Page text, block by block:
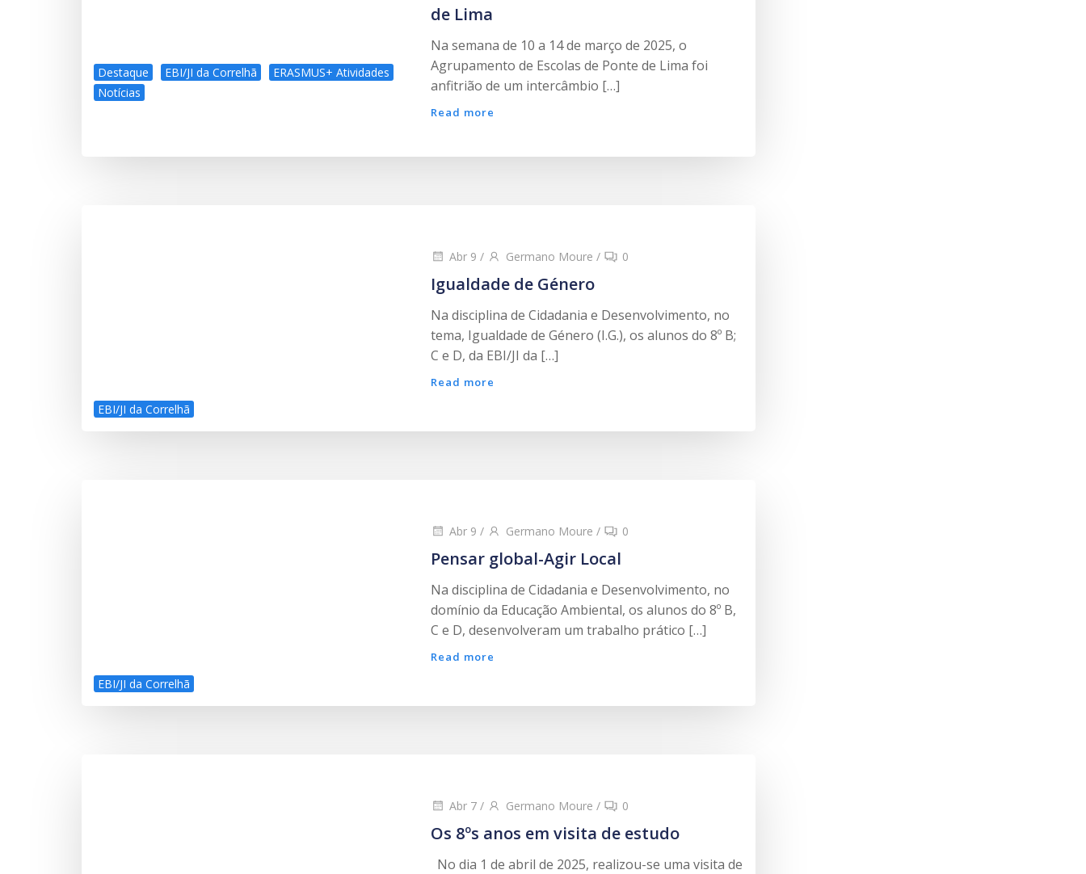
Destaque EBI/JI da Correlhã
ERASMUS+ Atividades
Notícias
de Lima
Na semana de 10 a 14 de março de 2025, o
Agrupamento de Escolas de Ponte de Lima foi
anfitrião de um intercâmbio […]
Read more
EBI/JI da Correlhã
Abr 9 / Germano Moure / 0
Igualdade de Género
Na disciplina de Cidadania e Desenvolvimento, no
tema, Igualdade de Género (I.G.), os alunos do 8º B;
C e D, da EBI/JI da […]
Read more
EBI/JI da Correlhã
Abr 9 / Germano Moure / 0
Pensar global-Agir Local
Na disciplina de Cidadania e Desenvolvimento, no
domínio da Educação Ambiental, os alunos do 8º B,
C e D, desenvolveram um trabalho prático […]
Read more
Abr 7 / Germano Moure / 0
Os 8ºs anos em visita de estudo
No dia 1 de abril de 2025, realizou-se uma visita de